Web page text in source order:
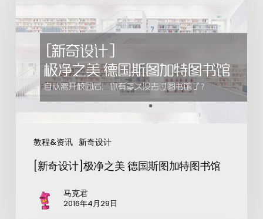
教程&资讯 新奇设计
[新奇设计]极净之美 德国斯图加特图书馆
马克君
2016年4月29日